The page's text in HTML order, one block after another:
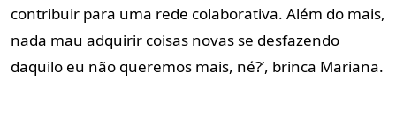
contribuir para uma rede colaborativa. Além do mais,
nada mau adquirir coisas novas se desfazendo
daquilo eu não queremos mais, né?’, brinca Mariana.